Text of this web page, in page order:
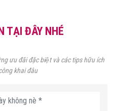
TẠI ĐÂY NHÉ
ưu đãi đặc biệt và các tips hữu ích
khai đâu